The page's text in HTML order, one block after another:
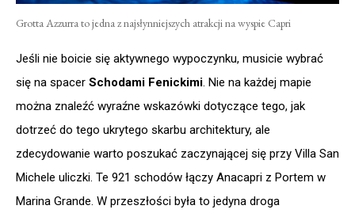
Grotta Azzurra to jedna z najsłynniejszych atrakcji na wyspie Capri
Jeśli nie boicie się aktywnego wypoczynku, musicie wybrać
się na spacer Schodami Fenickimi. Nie na każdej mapie
można znaleźć wyraźne wskazówki dotyczące tego, jak
dotrzeć do tego ukrytego skarbu architektury, ale
zdecydowanie warto poszukać zaczynającej się przy Villa San
Michele uliczki. Te 921 schodów łączy Anacapri z Portem w
Marina Grande. W przeszłości była to jedyna droga